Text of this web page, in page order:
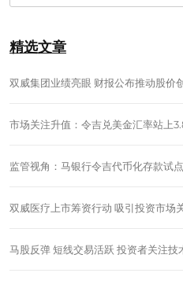
精选文章
双威集团业绩亮眼 财报公布推动股价
市场关注升值：令吉兑美金汇率站上
监管视角：马银行令吉代币化存款试
双威医疗上市筹资行动 吸引投资市场
马股反弹 短线交易活跃 投资者关注技